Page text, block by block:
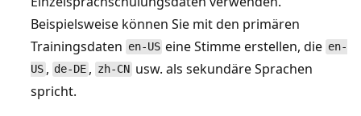
Beispielsweise können Sie mit den primären
Trainingsdaten en-US eine Stimme erstellen, die en-
US, de-DE , zh-CNusw. als sekundäre Sprachen
spricht.